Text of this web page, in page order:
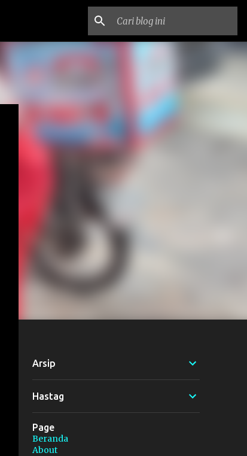
Arsip
Hastag
Page
Beranda
About